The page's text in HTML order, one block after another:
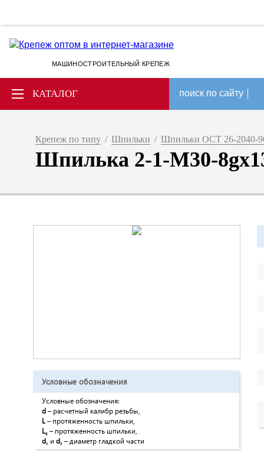
МАШИНОСТРОИТЕЛЬНЫЙ КРЕПЕЖ
КАТАЛОГ поиск по сайту
Крепеж по типу / Шпильки / Шпильки ОСТ 26-2040-
Шпилька 2-1-М30-
Условные обозначения
Условные обозначения:
d – расчетный калибр резьбы,
L – протяженность шпильки,
L₀ – протяженность шпильки,
d₁ и d₂ – диаметр гладкой части